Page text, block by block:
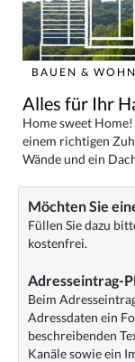
BAUEN &
Alles für Ihr
Home sweet
einem richtigen
Wände und ein
Möchten Sie
Füllen Sie dazu
kostenfrei.
Adresseintrag-
Beim
Adressdaten ein
beschreibenden
Kanäle sowie ein